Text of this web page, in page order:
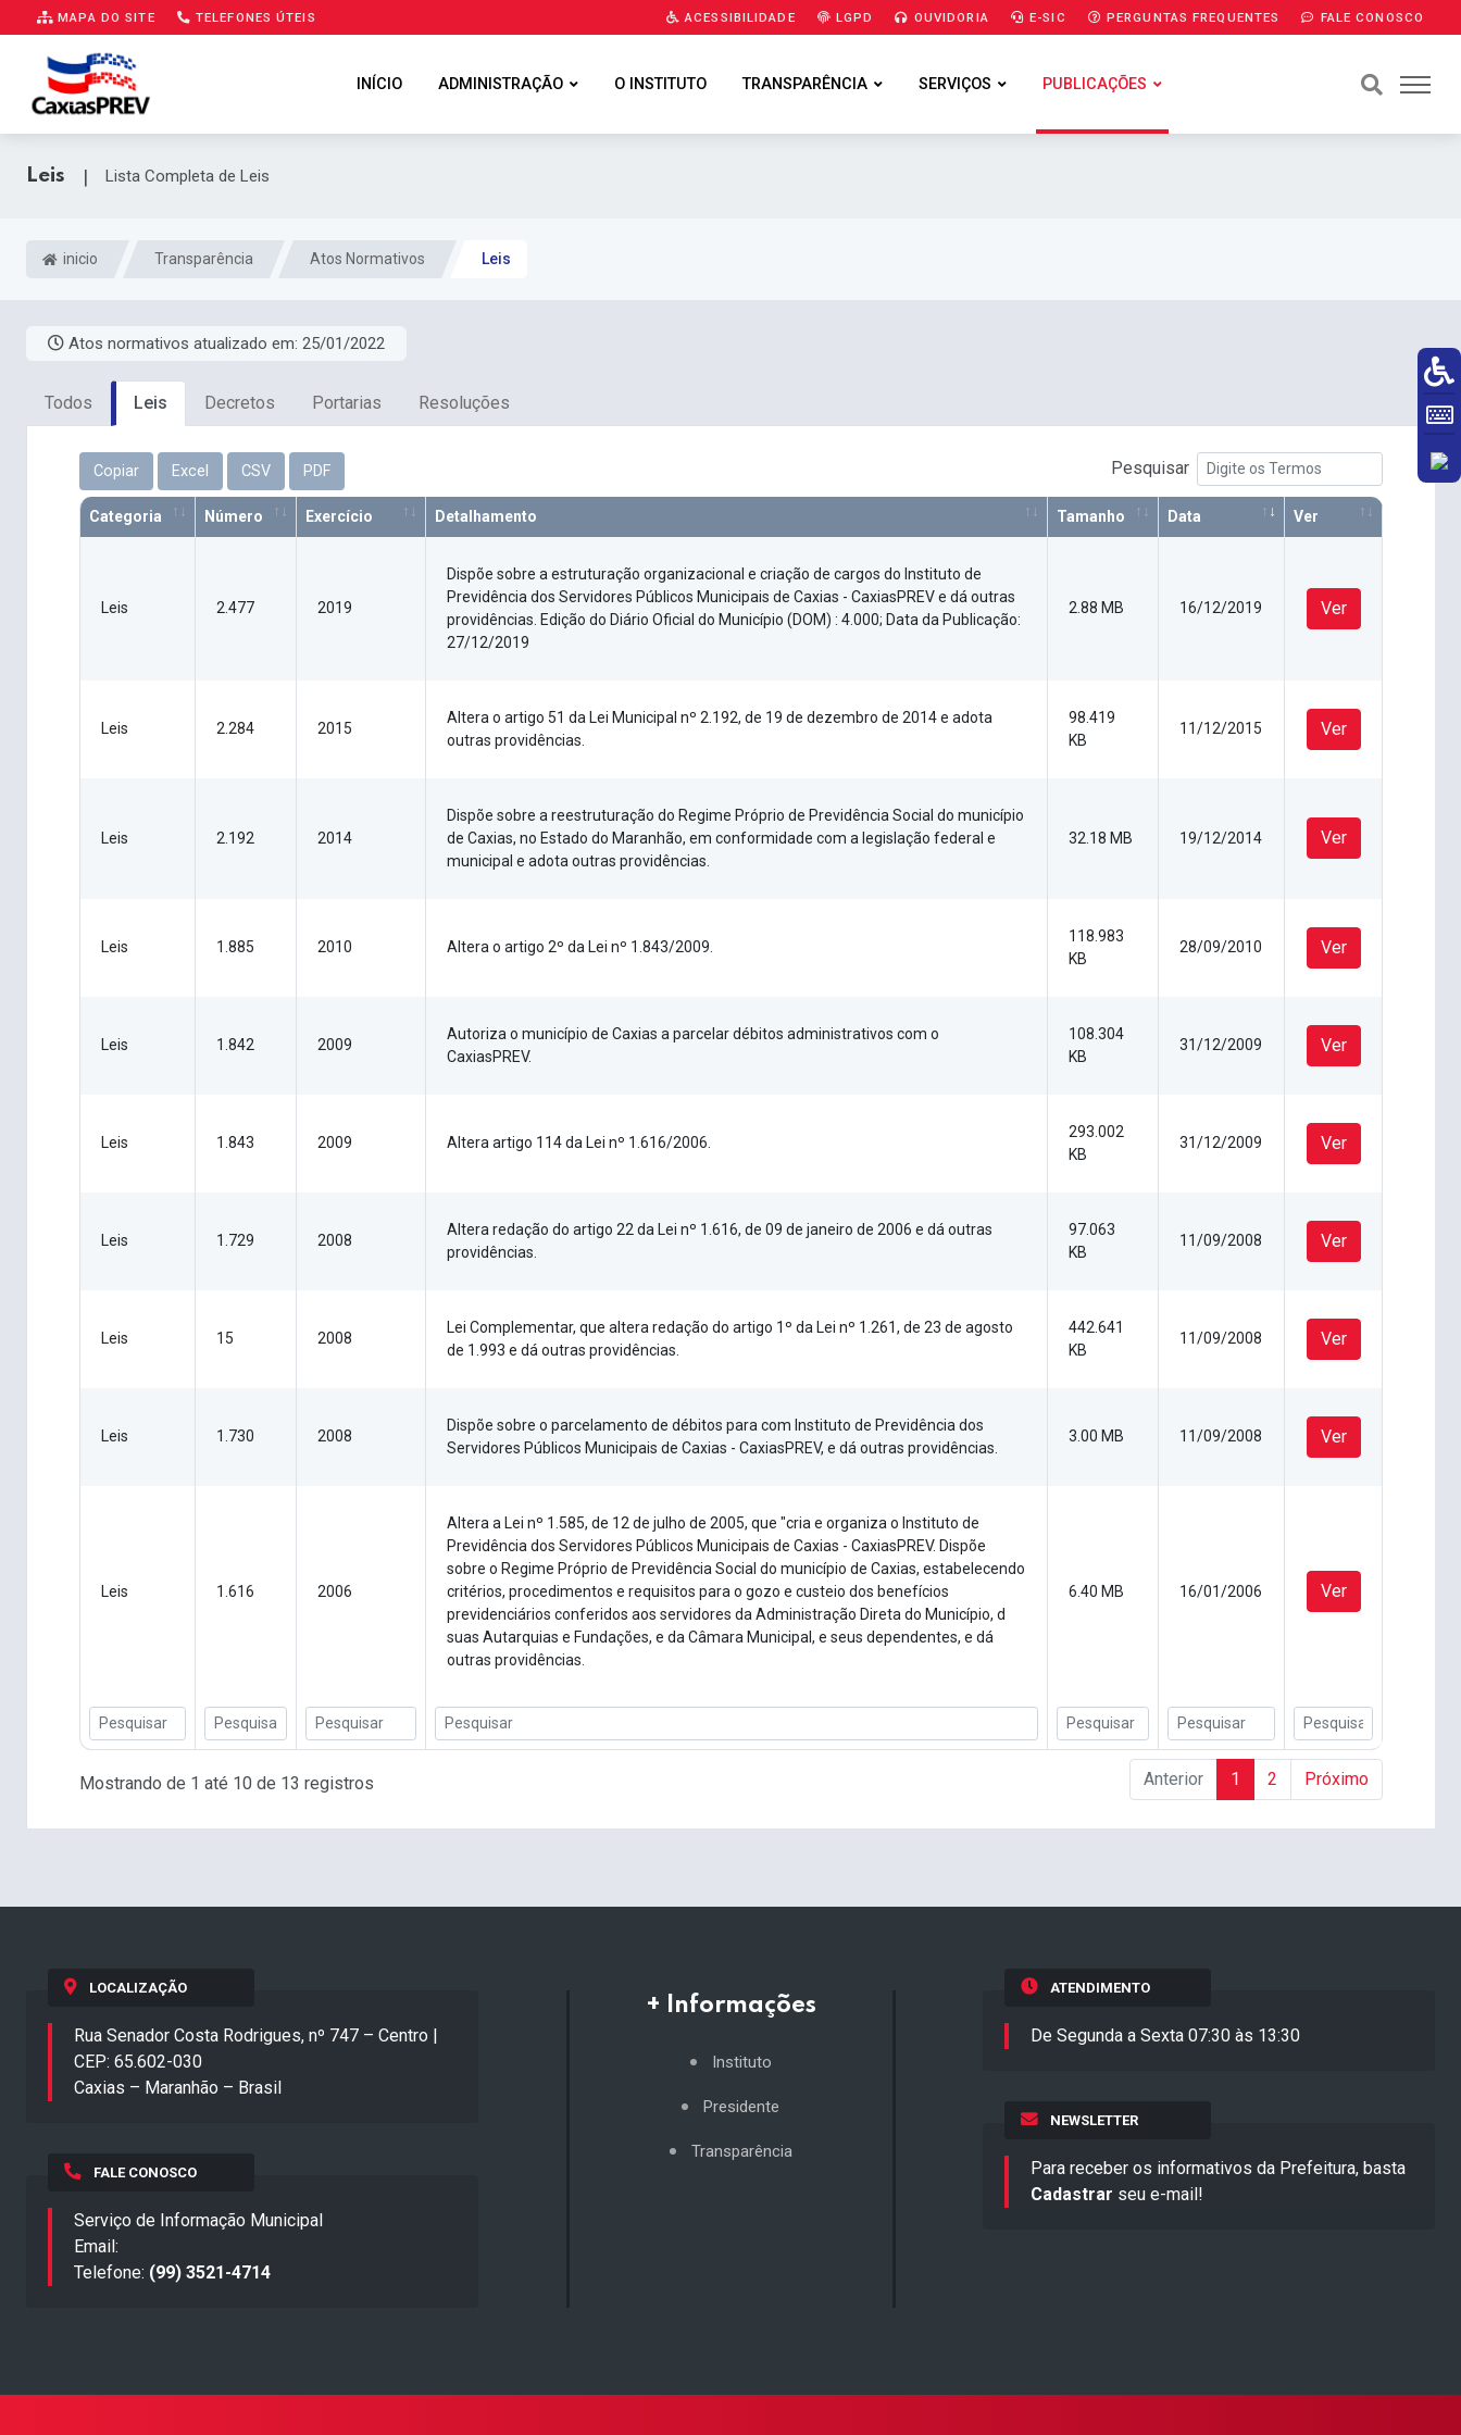
MAPA DO SITE TELEFONES ÚTEIS ACESSIBILIDADE LGPD OUVIDORIA E-SIC PERGUNTAS FREQUENTES FALE CONOSCO
INÍCIO ADMINISTRAÇÃO O INSTITUTO TRANSPARÊNCIA SERVIÇOS PUBLICAÇÕES
Leis | Lista Completa de Leis
inicio Transparência Atos Normativos Leis
Atos normativos atualizado em: 25/01/2022
Todos Leis Decretos Portarias Resoluções
Copiar Excel CSV PDF Pesquisar
Categoria Número Exercício Detalhamento Tamanho Data Ver
Leis 2.477 2019
Dispõe sobre a estruturação organizacional e criação de cargos do Instituto de
Previdência dos Servidores Públicos Municipais de Caxias - CaxiasPREV e dá outras
providências. Edição do Diário Oficial do Município (DOM) : 4.000; Data da Publicação:
27/12/2019
2.88 MB 16/12/2019 Ver
Leis 2.284 2015
Altera o artigo 51 da Lei Municipal nº 2.192, de 19 de dezembro de 2014 e adota
outras providências.
98.419
KB
11/12/2015 Ver
Leis 2.192 2014
Dispõe sobre a reestruturação do Regime Próprio de Previdência Social do município
de Caxias, no Estado do Maranhão, em conformidade com a legislação federal e
municipal e adota outras providências.
32.18 MB 19/12/2014 Ver
Leis 1.885 2010 Altera o artigo 2º da Lei nº 1.843/2009.
118.983
KB
28/09/2010 Ver
Leis 1.842 2009
Autoriza o município de Caxias a parcelar débitos administrativos com o
CaxiasPREV.
108.304
KB
31/12/2009 Ver
Leis 1.843 2009 Altera artigo 114 da Lei nº 1.616/2006.
293.002
KB
31/12/2009 Ver
Leis 1.729 2008
Altera redação do artigo 22 da Lei nº 1.616, de 09 de janeiro de 2006 e dá outras
providências.
97.063
KB
11/09/2008 Ver
Leis 15 2008
Lei Complementar, que altera redação do artigo 1º da Lei nº 1.261, de 23 de agosto
de 1.993 e dá outras providências.
442.641
KB
11/09/2008 Ver
Leis 1.730 2008
Dispõe sobre o parcelamento de débitos para com Instituto de Previdência dos
Servidores Públicos Municipais de Caxias - CaxiasPREV, e dá outras providências.
3.00 MB 11/09/2008 Ver
Leis 1.616 2006
Altera a Lei nº 1.585, de 12 de julho de 2005, que "cria e organiza o Instituto de
Previdência dos Servidores Públicos Municipais de Caxias - CaxiasPREV. Dispõe
sobre o Regime Próprio de Previdência Social do município de Caxias, estabelecendo
critérios, procedimentos e requisitos para o gozo e custeio dos benefícios
previdenciários conferidos aos servidores da Administração Direta do Município, d
suas Autarquias e Fundações, e da Câmara Municipal, e seus dependentes, e dá
outras providências.
6.40 MB 16/01/2006 Ver
Mostrando de 1 até 10 de 13 registros Anterior 1 2 Próximo
LOCALIZAÇÃO
Rua Senador Costa Rodrigues, nº 747 – Centro |
CEP: 65.602-030
Caxias – Maranhão – Brasil
FALE CONOSCO
Serviço de Informação Municipal
Email:
Telefone: (99) 3521-4714
+ Informações
Instituto
Presidente
Transparência
ATENDIMENTO
De Segunda a Sexta 07:30 às 13:30
NEWSLETTER
Para receber os informativos da Prefeitura, basta
Cadastrar seu e-mail!